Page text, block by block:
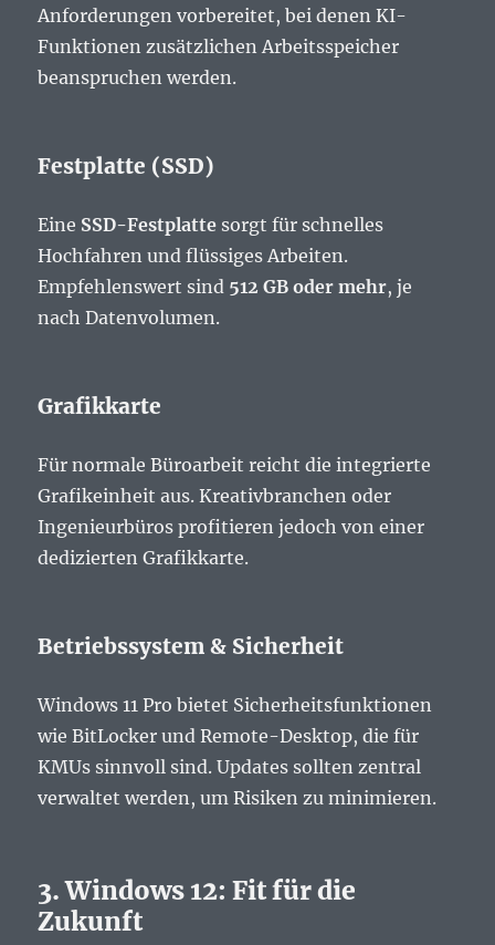
Anforderungen vorbereitet, bei denen KI-
Funktionen zusätzlichen Arbeitsspeicher
beanspruchen werden.
Festplatte (SSD)
Eine SSD-Festplatte sorgt für schnelles
Hochfahren und flüssiges Arbeiten.
Empfehlenswert sind 512 GB oder mehr, je
nach Datenvolumen.
Grafikkarte
Für normale Büroarbeit reicht die integrierte
Grafikeinheit aus. Kreativbranchen oder
Ingenieurbüros profitieren jedoch von einer
dedizierten Grafikkarte.
Betriebssystem & Sicherheit
Windows 11 Pro bietet Sicherheitsfunktionen
wie BitLocker und Remote-Desktop, die für
KMUs sinnvoll sind. Updates sollten zentral
verwaltet werden, um Risiken zu minimieren.
3. Windows 12: Fit für die
Zukunft